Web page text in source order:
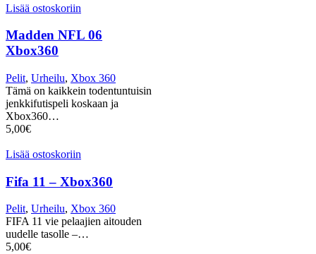
Lisää ostoskoriin
Madden NFL 06
Xbox360
Pelit, Urheilu, Xbox 360
Tämä on kaikkein todentuntuisin
jenkkifutispeli koskaan ja
Xbox360…
5,00€
Lisää ostoskoriin
Fifa 11 – Xbox360
Pelit, Urheilu, Xbox 360
FIFA 11 vie pelaajien aitouden
uudelle tasolle –…
5,00€